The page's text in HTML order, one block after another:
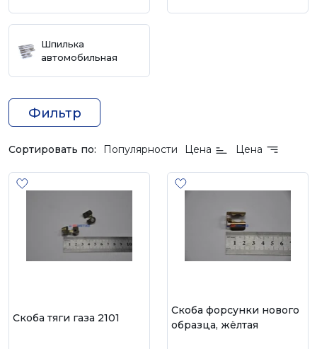
Шпилька
автомобильная
Фильтр
Сортировать по: Популярности Цена Цена
Скоба тяги газа 2101
Скоба форсунки нового
образца, жёлтая